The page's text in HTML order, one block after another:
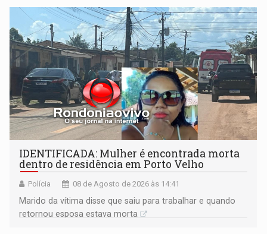
territoriais e sociais
IDENTIFICADA: Mulher é encontrada morta
dentro de residência em Porto Velho
Polícia 08 de Agosto de 2026 às 14:41
Marido da vítima disse que saiu para trabalhar e quando
retornou esposa estava morta